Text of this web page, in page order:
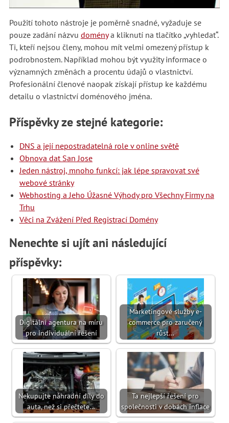
Použití tohoto nástroje je poměrně snadné, vyžaduje se
pouze zadání názvu doménya kliknutí na tlačítko „vyhledat“.
Ti, kteří nejsou členy, mohou mít velmi omezený přístup k
podrobnostem. Například mohou být využity informace o
významných změnách a procentu údajů o vlastnictví.
Profesionální členové naopak získají přístup ke každému
detailu o vlastnictví doménového jména.
Příspěvky ze stejné kategorie:
DNS a její nepostradatelná role v online světě
Obnova dat San Jose
Jeden nástroj, mnoho funkcí: jak lépe spravovat své
webové stránky
Webhosting a Jeho Úžasné Výhody pro Všechny Firmy na
Trhu
Věci na Zvážení Před Registrací Domény
Nenechte si ujít ani následující
příspěvky:
Digitální agentura na míru
pro individuální řešení
Marketingové služby e-
commerce pro zaručený
růst…
Nekupujte náhradní díly do
auta, než si přečtete…
Ta nejlepší řešení pro
společnosti v dobách inflace